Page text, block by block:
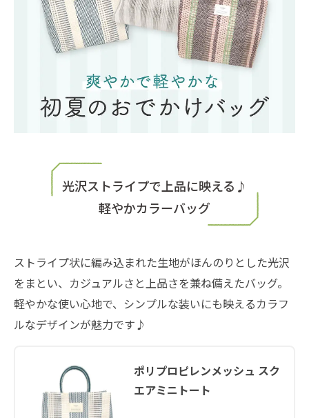
光沢ストライプで上品に映える♪
軽やかカラーバッグ
ストライプ状に編み込まれた生地がほんのりとした光沢
をまとい、カジュアルさと上品さを兼ね備えたバッグ。
軽やかな使い心地で、シンプルな装いにも映えるカラフ
ルなデザインが魅力です♪
ポリプロピレンメッシュ スク
エアミニトート